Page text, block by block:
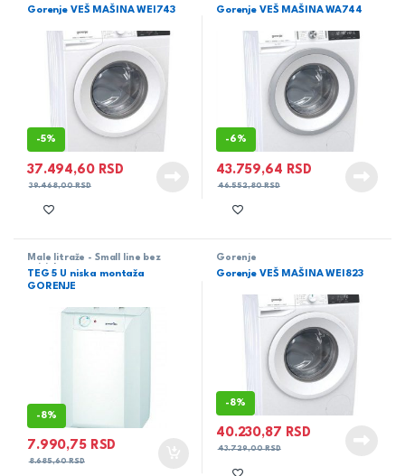
Gorenje VEŠ MAŠINA WEI743
-5%
37.494,60 RSD
39.468,00RSD
Gorenje VEŠ MAŠINA WA744
-6%
43.759,64 RSD
46.552,80RSD
Male litraže - Small line bez
pritiska
TEG 5 U niska montaža
GORENJE
-8%
7.990,75 RSD
8.685,60RSD
Gorenje
Gorenje VEŠ MAŠINA WEI823
-8%
40.230,87 RSD
43.729,00RSD